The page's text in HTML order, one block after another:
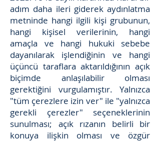
adım daha ileri giderek aydınlatma
metninde hangi ilgili kişi grubunun,
hangi kişisel verilerinin, hangi
amaçla ve hangi hukuki sebebe
dayanılarak işlendiğinin ve hangi
üçüncü taraflara aktarıldığının açık
biçimde anlaşılabilir olması
gerektiğini vurgulamıştır. Yalnızca
"tüm çerezlere izin ver" ile "yalnızca
gerekli çerezler" seçeneklerinin
sunulması; açık rızanın belirli bir
konuya ilişkin olması ve özgür